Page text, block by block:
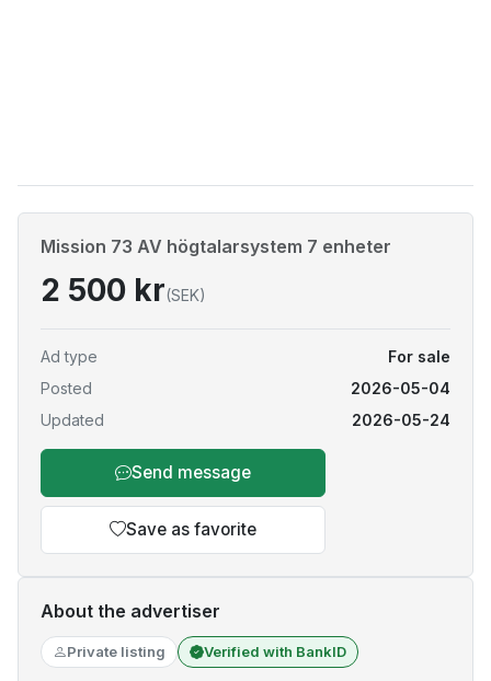
Mission 73 AV högtalarsystem 7 enheter
2 500 kr(SEK)
Ad type
For sale
Posted
2026-05-04
Updated
2026-05-24
Send message
Save as favorite
About the advertiser
Private listing Verified with BankID